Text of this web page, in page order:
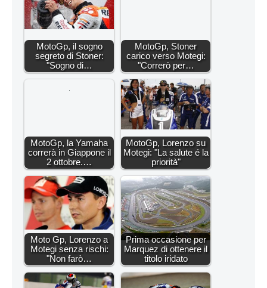
MotoGp, il sogno
segreto di Stoner:
"Sogno di…
MotoGp, Stoner
carico verso Motegi:
"Correrò per…
MotoGp, la Yamaha
correrà in Giappone il
2 ottobre.…
MotoGp, Lorenzo su
Motegi: "La salute é la
priorità"
Moto Gp, Lorenzo a
Motegi senza rischi:
"Non farò…
Prima occasione per
Marquez di ottenere il
titolo iridato